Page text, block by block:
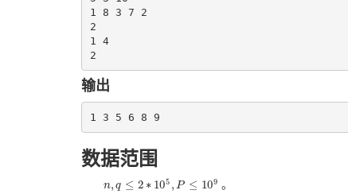
1 8 3 7 2
2
1 4
输出
数据范围
n, q ≤ 2 ∗ 105 , P ≤ 109
n,q≤ 2∗105,P≤ 109
。